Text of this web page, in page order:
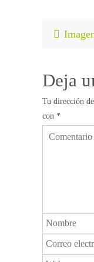
Deja
Tu dirección
con *